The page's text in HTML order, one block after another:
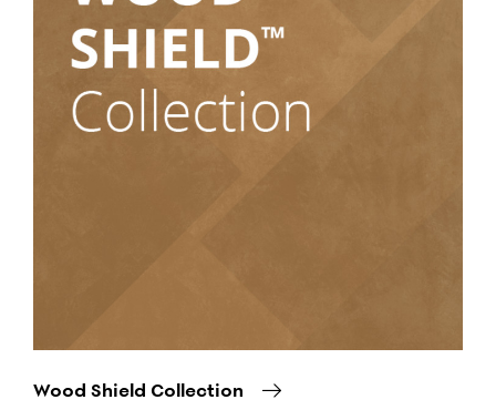
Wood Shield Collection